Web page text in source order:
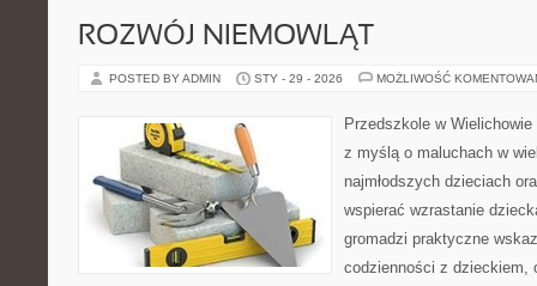
ROZWÓJ NIEMOWLĄT
POSTED BY ADMIN STY - 29 - 2026 MOŻLIWOŚĆ
Przedszkole w
z myślą o maluchach w
najmłodszych dzieciach
wspierać wzrastanie
gromadzi praktyczne
codzienności z dzieckiem,